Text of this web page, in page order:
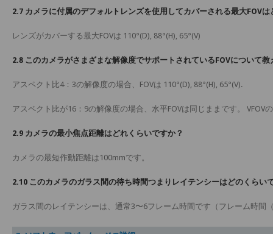
2.7 カメラに付属のデフォルトレンズを使用してカバーされる最大FOV
レンズがカバーする最大FOVは 110°(D), 88°(H), 65°(V)
2.8 このカメラがさまざまな解像度でサポートされているFOVについて教
アスペクト比4：3の解像度の場合、FOVは 110°(D), 88°(H), 65°(V).
アスペクト比が16：9の解像度の場合、水平FOVは同じままです。
2.9 カメラの最小焦点距離はどれくらいですか？
カメラの最短作動距離は100mmです。
2.10 このカメラのガラス間の待ち時間つまりレイテンシーはどのくらい
ガラス間のレイテンシーは、通常3〜6フレーム時間です（フレーム時間